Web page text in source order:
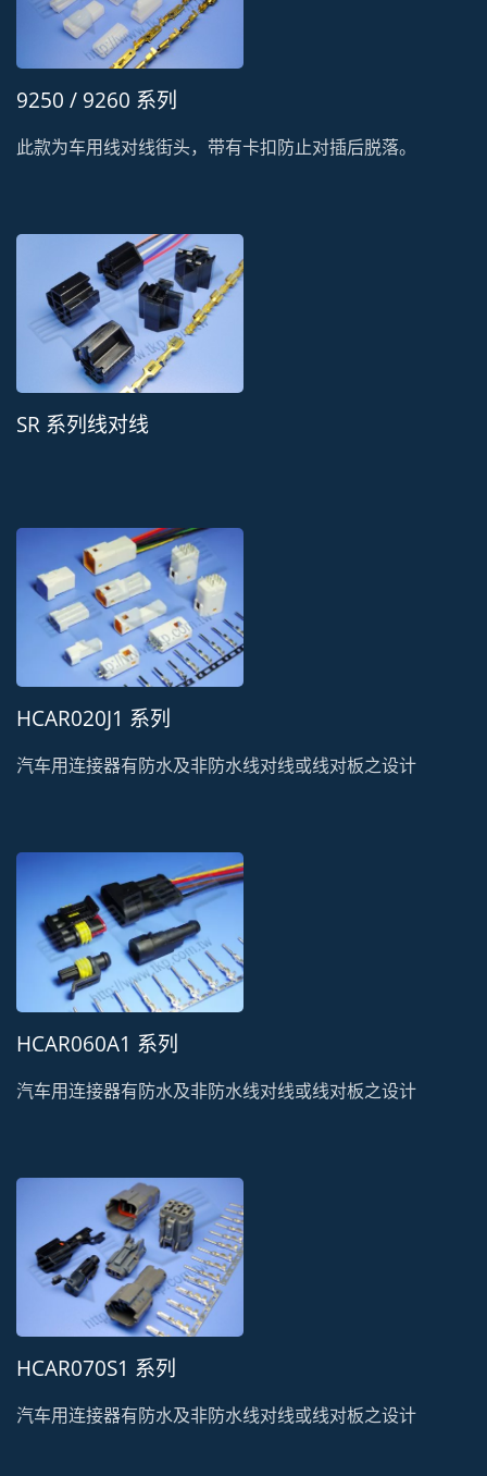
9250 / 9260 系列
此款为车用线对线街头，带有卡扣防止对插后脱落。
SR 系列线对线
HCAR020J1 系列
汽车用连接器有防水及非防水线对线或线对板之设计
HCAR060A1 系列
汽车用连接器有防水及非防水线对线或线对板之设计
HCAR070S1 系列
汽车用连接器有防水及非防水线对线或线对板之设计